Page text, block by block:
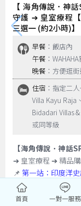
【 海角傳說．神
守護 ➔ 皇室療程
三選一 (約2小時)
早餐 ：飯店內
午餐 ：
晚餐 ：方便逛
住宿 ：指定二
Villa Kayu Raja
Bidadari Villas
或同等級
【海角傳說．神話
➔ 皇室療程 ➔ 精品
📌 第一站：印度洋
📍 絕佳視角：站在
崖上是觀海的絕佳
首頁 一對一服務